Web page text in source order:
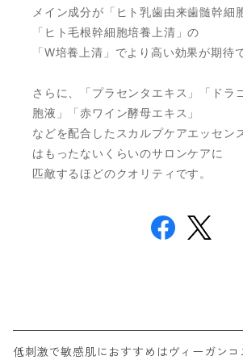
メイン成分が「ヒト乳歯由来歯髄幹細
「ヒト毛根幹細胞培養上清」の
「W培養上清」でより高い効果が期待
さらに、「プラセンタエキス」「ドラ
胞液」「赤ワイン酵母エキス」
などを配合したスカルプケアエッセン
はもったないくらいのサロンケアに
匹敵するほどのクオリティです。
低刺激で敏感肌におすすめはヴィーガンコ